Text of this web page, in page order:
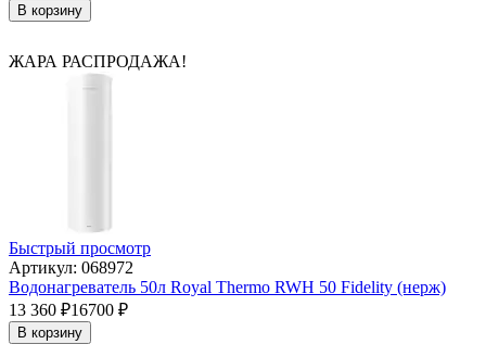
В корзину
ЖАРА РАСПРОДАЖА!
Быстрый просмотр
Артикул: 068972
Водонагреватель 50л Royal Thermo RWH 50 Fidelity (нерж)
13 360 ₽16700 ₽
В корзину